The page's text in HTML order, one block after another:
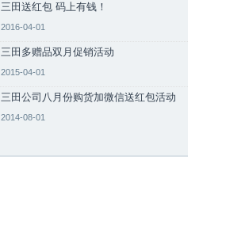
三田送红包 码上有钱！
2016-04-01
三田多赠品双月促销活动
2015-04-01
三田公司八月份购货加微信送红包活动
2014-08-01